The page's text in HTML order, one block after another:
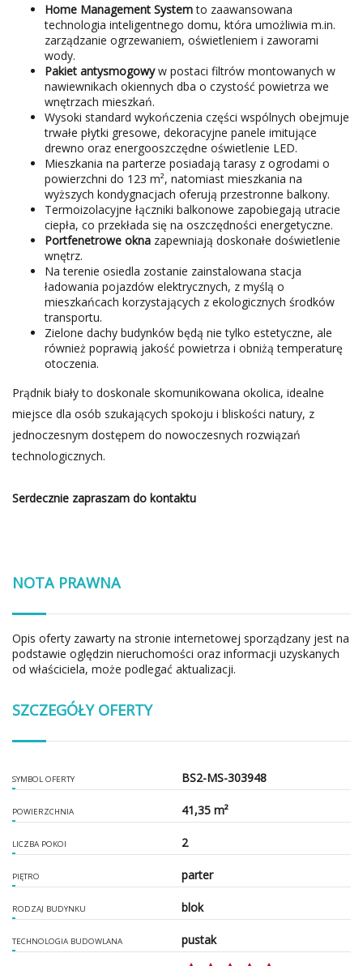
Home Management Systemto zaawansowana
technologia inteligentnego domu, która umożliwia m.in.
zarządzanie ogrzewaniem, oświetleniem i zaworami
wody.
Pakiet antysmogowyw postaci filtrów montowanych w
nawiewnikach okiennych dba o czystość powietrza we
wnętrzach mieszkań.
Wysoki standard wykończenia części wspólnych obejmuje
trwałe płytki gresowe, dekoracyjne panele imitujące
drewno oraz energooszczędne oświetlenie LED.
Mieszkania na parterze posiadają tarasy z ogrodami o
powierzchni do 123 m², natomiast mieszkania na
wyższych kondygnacjach oferują przestronne balkony.
Termoizolacyjne łączniki balkonowe zapobiegają utracie
ciepła, co przekłada się na oszczędności energetyczne.
Portfenetrowe okna zapewniają doskonałe doświetlenie
wnętrz.
Na terenie osiedla zostanie zainstalowana stacja
ładowania pojazdów elektrycznych, z myślą o
mieszkańcach korzystających z ekologicznych środków
transportu.
Zielone dachy budynków będą nie tylko estetyczne, ale
również poprawią jakość powietrza i obniżą temperaturę
otoczenia.
Prądnik biały to doskonale skomunikowana okolica, idealne
miejsce dla osób szukających spokoju i bliskości natury, z
jednoczesnym dostępem do nowoczesnych rozwiązań
technologicznych.
Serdecznie zapraszam do kontaktu
NOTA PRAWNA
Opis oferty zawarty na stronie internetowej sporządzany jest na
podstawie oględzin nieruchomości oraz informacji uzyskanych
od właściciela, może podlegać aktualizacji.
SZCZEGÓŁY OFERTY
SYMBOL OFERTY BS2-MS-303948
POWIERZCHNIA 41,35 m²
LICZBA POKOI 2
PIĘTRO parter
RODZAJ BUDYNKU blok
TECHNOLOGIA BUDOWLANA pustak